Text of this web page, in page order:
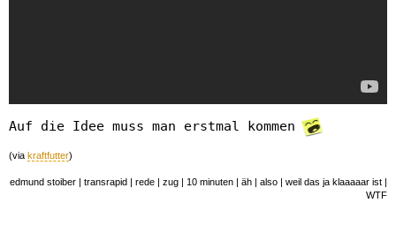
Auf die Idee muss man erstmal kommen
(via kraftfutter)
edmund stoiber | transrapid | rede | zug | 10 minuten | äh | also | weil das ja klaaaaar ist |
WTF